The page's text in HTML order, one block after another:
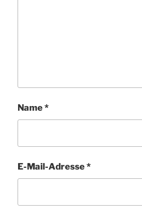
Name*
E-Mail-Adresse*